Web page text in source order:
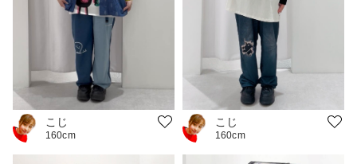
こじ
160cm
こじ
160cm